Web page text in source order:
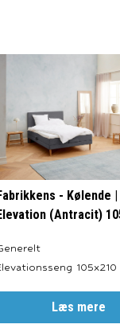
- Kølende |
(Antracit)
105x210
Farve: Antracit, Sort,
Totalhøjde: ca. 64 cm.
Læs mere